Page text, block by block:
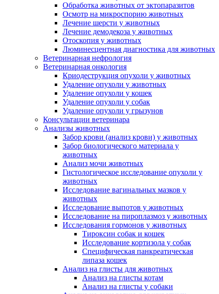
Обработка животных от эктопаразитов
Осмотр на микроспорию животных
Лечение шерсти у животных
Лечение демодекоза у животных
Отоскопия у животных
Люминесцентная диагностика для животных
Ветеринарная нефрология
Ветеринарная онкология
Криодеструкция опухоли у животных
Удаление опухоли у животных
Удаление опухоли у кошек
Удаление опухоли у собак
Удаление опухоли у грызунов
Консультации ветеринара
Анализы животных
Забор крови (анализ крови) у животных
Забор биологического материала у
животных
Анализ мочи животных
Гистологическое исследование опухоли у
животных
Исследование вагинальных мазков у
животных
Исследование выпотов у животных
Исследование на пироплазмоз у животных
Исследования гормонов у животных
Тироксин собак и кошек
Исследование кортизола у собак
Специфическая панкреатическая
липаза кошек
Анализ на глисты для животных
Анализ на глисты котам
Анализ на глисты у собаки